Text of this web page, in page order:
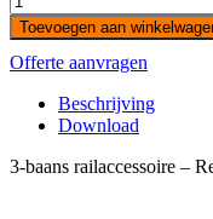
Toevoegen aan
Offerte aanvragen
Beschrijving
Download
3-baans railaccessoire –